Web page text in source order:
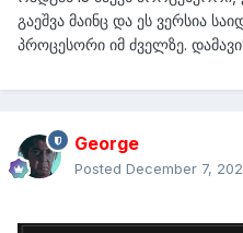
გაეშვა მაინც და ეს ვერსია
პროცესორი იმ ძველზე.
George
Posted December 7,